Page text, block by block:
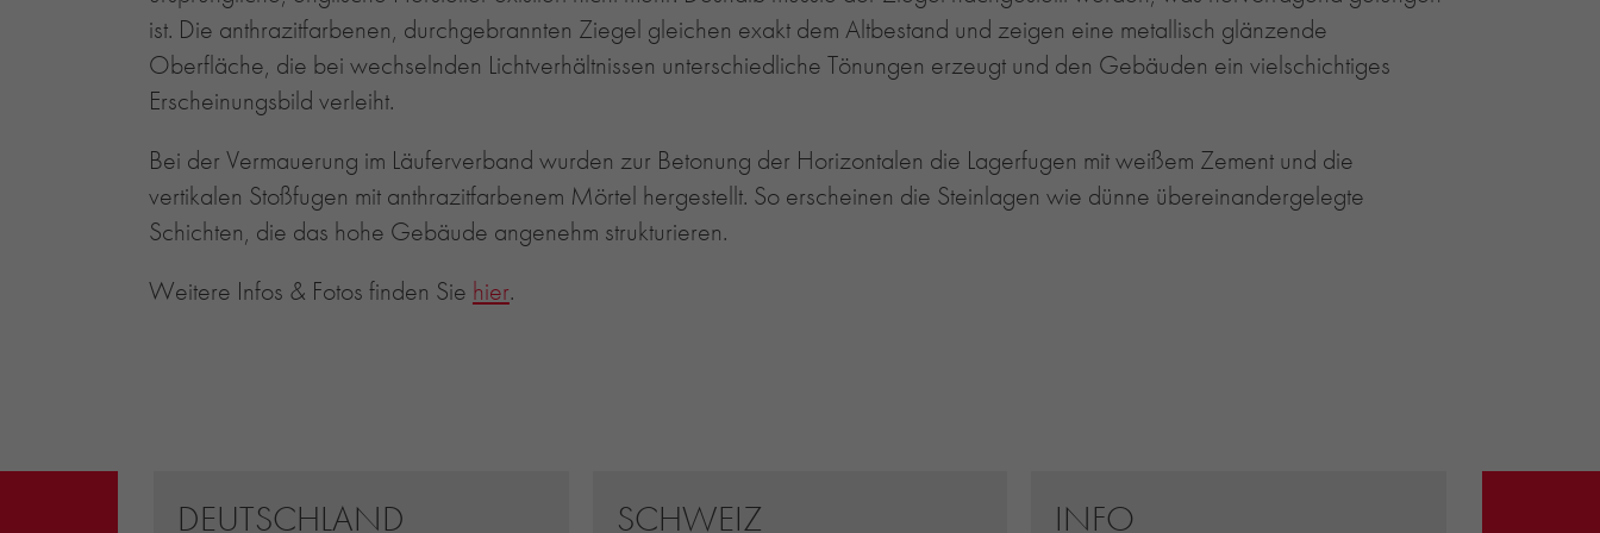
ist. Die anthrazitfarbenen, durchgebrannten Ziegel gleichen exakt dem Altbestand und zeigen eine metallisch glänzende
Oberfläche, die bei wechselnden Lichtverhältnissen unterschiedliche Tönungen erzeugt und den Gebäuden ein vielschichtiges
Erscheinungsbild verleiht.
Bei der Vermauerung im Läuferverband wurden zur Betonung der Horizontalen die Lagerfugen mit weißem Zement und die
vertikalen Stoßfugen mit anthrazitfarbenem Mörtel hergestellt. So erscheinen die Steinlagen wie dünne übereinandergelegte
Schichten, die das hohe Gebäude angenehm strukturieren.
Weitere Infos & Fotos finden Sie hier.
DEUTSCHLAND SCHWEIZ INFO